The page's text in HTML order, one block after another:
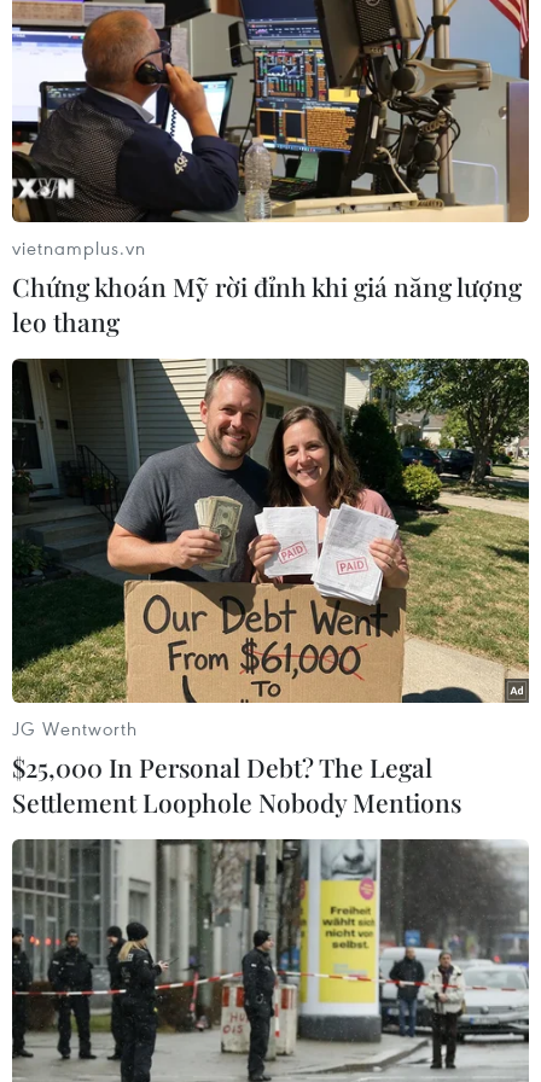
TP.HCM triệt phá đường dây vận chuyển
57kg cần sa từ Mỹ về Việt Nam
26/08/2018 11:24
Theo Chi cục Hải quan cửa khẩu sân bay quốc tế Tân
Sơn Nhất, Cục Hải quan TP.HCM, chiều 26/8, đơn vị
vừa triệt phá đường dây vận chuyển ma túy từ Mỹ về
Việt Nam qua cửa khẩu này.
Khẩn trương phê duyệt điều chỉnh quy
vietnamplus.vn
Chứng khoán Mỹ rời đỉnh khi giá năng lượng
leo thang
JG Wentworth
$25,000 In Personal Debt? The Legal
Settlement Loophole Nobody Mentions